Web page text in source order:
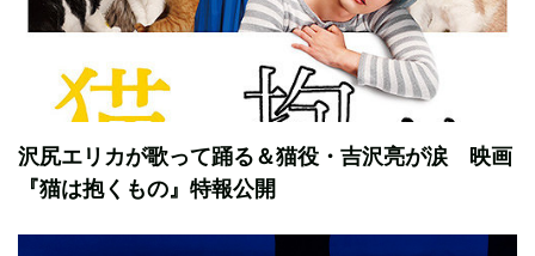
沢尻エリカが歌って踊る＆猫役・吉沢亮が涙 映画
『猫は抱くもの』特報公開